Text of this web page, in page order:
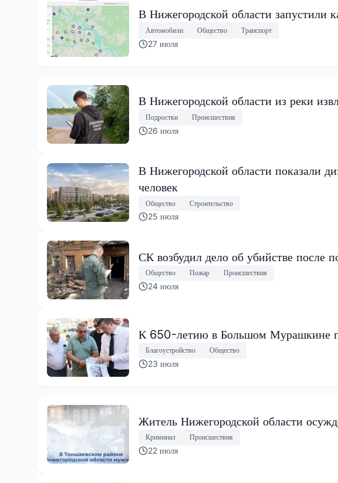
В Нижегородской области запустили
Автомобили Общество Транспорт
27 июля
В Нижегородской области из реки
Подростки Происшествия
26 июля
В Нижегородской области показали
человек
Общество Строительство
25 июля
СК возбудил дело об убийстве после
Общество Пожар Происшествия
24 июля
К 650-летию в Большом Мурашкине
Благоустройство Общество
23 июля
Житель Нижегородской области
Криминал Происшествия
22 июля